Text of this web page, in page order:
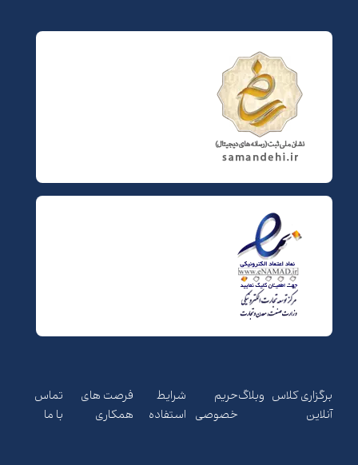
برگزاری کلاس
آنلاین
وبلاگحریم
خصوصی
شرایط
استفاده
فرصت های
همکاری
تماس